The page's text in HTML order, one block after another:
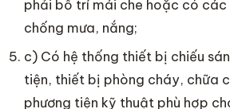
phải bố trí mái che hoặc có
chống mưa, nắng;
c) Có hệ thống thiết bị chiếu
tiện, thiết bị phòng cháy, chữa
phương tiện kỹ thuật phù hợp